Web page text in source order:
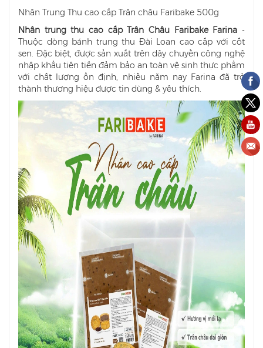
Nhân Trung Thu cao cấp Trân châu Faribake 500g
Nhân trung thu cao cấp Trân Châu Faribake Farina -
Thuộc dòng bánh trung thu Đài Loan cao cấp với cốt
sen. Đặc biệt, được sản xuất trên dây chuyền công nghệ
nhập khẩu tiên tiến đảm bảo an toàn vệ sinh thực phẩm
với chất lượng ổn định, nhiều năm nay Farina đã trở
thành thương hiệu được tin dùng & yêu thích.